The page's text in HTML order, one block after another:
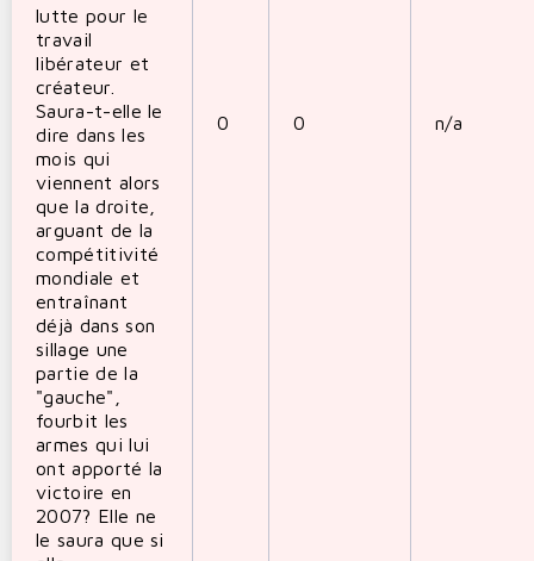
lutte pour le
travail
libérateur et
créateur.
Saura-t-elle le
dire dans les
mois qui
viennent alors
que la droite,
arguant de la
compétitivité
mondiale et
entraînant
déjà dans son
sillage une
partie de la
"gauche",
fourbit les
armes qui lui
ont apporté la
victoire en
2007? Elle ne
le saura que si
0 0 n/a